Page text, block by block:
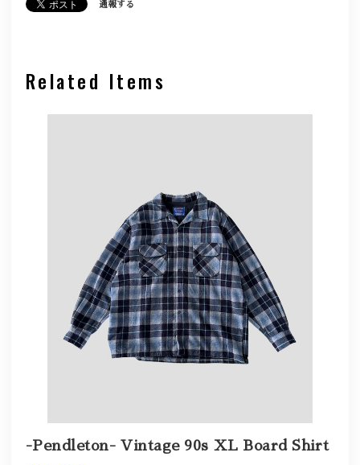
通報する
Related Items
-Pendleton- Vintage 90s XL Board Shirt